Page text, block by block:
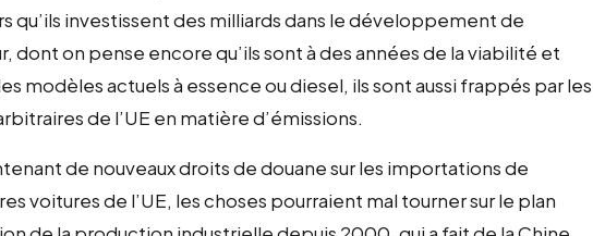
qu’ils investissent des milliards dans le développement de
dont on pense encore qu’ils sont à des années de la viabilité et
modèles actuels à essence ou diesel, ils sont aussi frappés par les
de l’UE en matière d’émissions.
de nouveaux droits de douane sur les importations de
voitures de l’UE, les choses pourraient mal tourner sur le plan